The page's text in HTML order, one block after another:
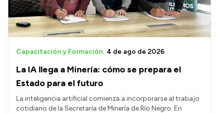
La IA llega a Minería: cómo se prepara el
Estado para el futuro
Capacitación y Formación 4 de ago de 2026
La inteligencia artificial comienza a incorporarse al trabajo
cotidiano de la Secretaría de Minería de Río Negro. En